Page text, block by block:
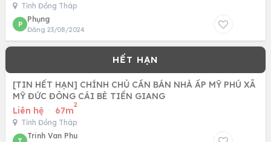
Tỉnh Đồng Tháp
P
Phụng
Đăng 23/08/2024
[TIN HẾT HẠN] CHÍNH CHỦ CẦN BÁN NHÀ ẤP MỸ PHÚ XÃ
MỸ ĐỨC ĐÔNG CÁI BÈ TIỀN GIANG
Liên hệ · 67m
2
Tỉnh Đồng Tháp
Trinh Van Phu